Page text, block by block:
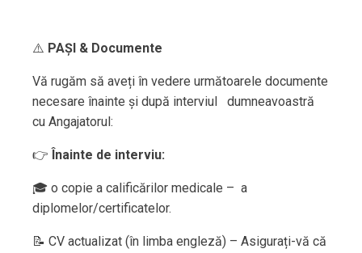
⚠️ PAȘI & Documente
Vă rugăm să aveți în vedere următoarele documente
necesare înainte și după interviul dumneavoastră
cu Angajatorul:
👉 Înainte de interviu:
🎓 o copie a calificărilor medicale – a
diplomelor/certificatelor.
📝 CV actualizat (în limba engleză) – Asigurați-vă că